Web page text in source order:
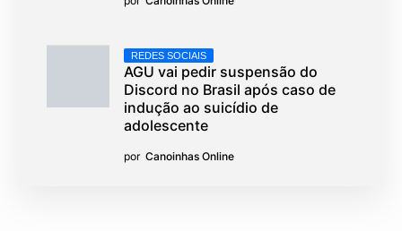
REDES SOCIAIS
AGU vai pedir suspensão do
Discord no Brasil após caso de
indução ao suicídio de
adolescente
por Canoinhas Online